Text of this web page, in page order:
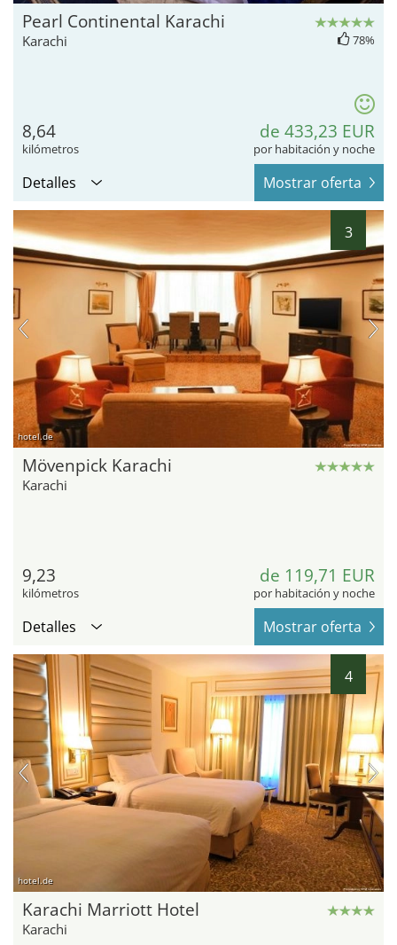
Pearl Continental Karachi
Karachi 78%
8,64
kilómetros
de 433,23 EUR
por habitación y noche
Detalles Mostrar oferta
3
hotel.de
Mövenpick Karachi
Karachi
9,23
kilómetros
de 119,71 EUR
por habitación y noche
Detalles Mostrar oferta
4
hotel.de
Karachi Marriott Hotel
Karachi